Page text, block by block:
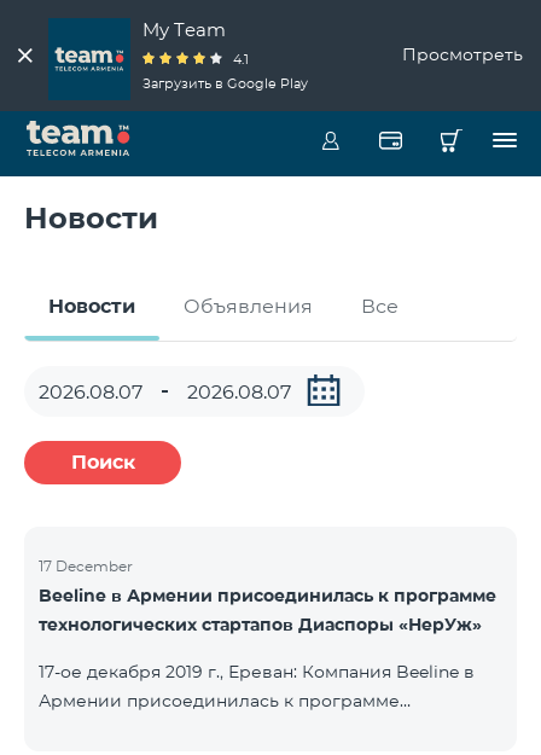
My Team
4.1
Загрузить в Google Play
Просмотреть
Новости
Новости Объявления Все
Поиск
17 December
Beeline в Армении присоединилась к программе
технологических стартапов Диаспоры «НерУж»
17-ое декабря 2019 г., Ереван: Компания Beeline в
Армении присоединилась к программе